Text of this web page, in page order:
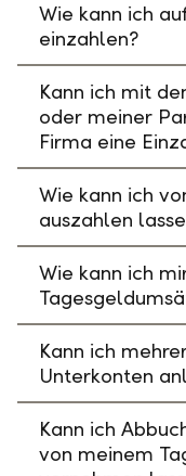
Wie kann ich
einzahlen?
Kann ich mit
oder meiner
Firma eine
Wie kann ich
auszahlen
Wie kann ich
Kann ich
Unterkonten
Kann ich
von meinem